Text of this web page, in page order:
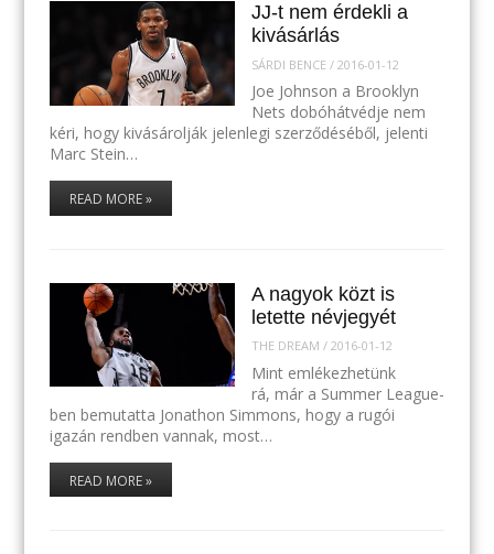
JJ-t nem érdekli a
kivásárlás
SÁRDI BENCE / 2016-01-12
Joe Johnson a Brooklyn
Nets dobóhátvédje nem
kéri, hogy kivásárolják jelenlegi szerződéséből, jelenti
Marc Stein…
READ MORE »
A nagyok közt is
letette névjegyét
THE DREAM / 2016-01-12
Mint emlékezhetünk
rá, már a Summer League-
ben bemutatta Jonathon Simmons, hogy a rugói
igazán rendben vannak, most…
READ MORE »